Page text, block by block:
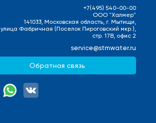
+7(495) 540-00-00
ООО "Халмер"
141033, Московская область, г. Мытищи,
улица Фабричная (Поселок Пироговский мкр.),
стр. 17В, офис 2
service@stmwater.ru
Обратная связь